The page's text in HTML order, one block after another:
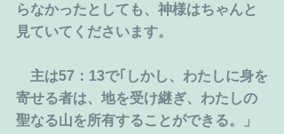
らなかったとしても、神様はちゃんと
見ていてくださいます。
主は57：13で｢しかし、わたしに身を
寄せる者は、地を受け継ぎ、わたしの
聖なる山を所有することができる。」